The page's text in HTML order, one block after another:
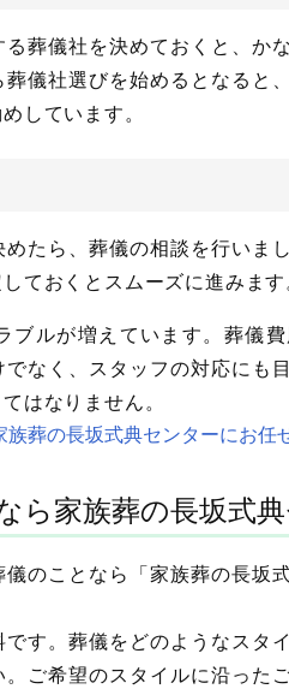
葬儀社を決めておくと、か
儀社選びを始めるとなると
しています。
たら、葬儀の相談を行いま
ておくとスムーズに進みます
ブルが増えています。葬儀
なく、スタッフの対応にも
はなりません。
葬の長坂式典センターにお任
ら家族葬の長坂式
のことなら「家族葬の長坂
す。葬儀をどのようなスタ
ご希望のスタイルに沿った